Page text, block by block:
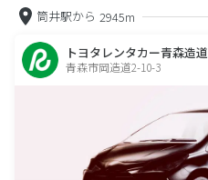
筒井駅から 2945m
トヨタレンタカー青森造道
青森市岡造道2-10-3